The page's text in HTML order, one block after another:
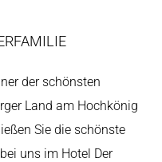
der schönsten
Land am Hochkönig
Sie die schönste
uns im Hotel Der